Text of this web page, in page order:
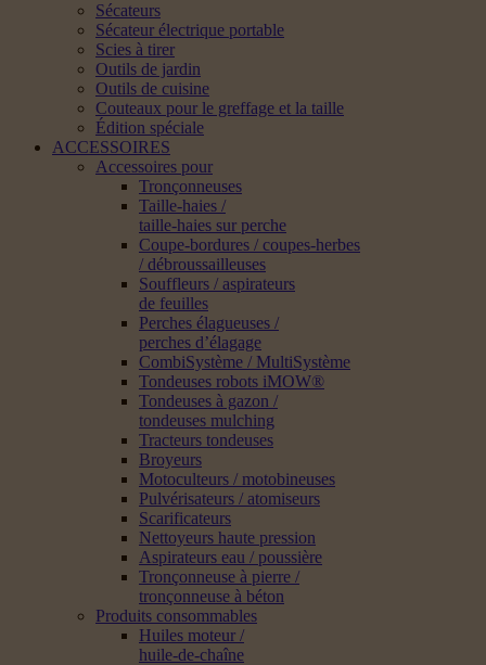
Sécateurs
Sécateur électrique portable
Scies à tirer
Outils de jardin
Outils de cuisine
Couteaux pour le greffage et la taille
Édition spéciale
ACCESSOIRES
Accessoires pour
Tronçonneuses
Taille-haies /
taille-haies sur perche
Coupe-bordures / coupes-herbes
/ débroussailleuses
Souffleurs / aspirateurs
de feuilles
Perches élagueuses /
perches d’élagage
CombiSystème / MultiSystème
Tondeuses robots iMOW®
Tondeuses à gazon /
tondeuses mulching
Tracteurs tondeuses
Broyeurs
Motoculteurs / motobineuses
Pulvérisateurs / atomiseurs
Scarificateurs
Nettoyeurs haute pression
Aspirateurs eau / poussière
Tronçonneuse à pierre /
tronçonneuse à béton
Produits consommables
Huiles moteur /
huile-de-chaîne